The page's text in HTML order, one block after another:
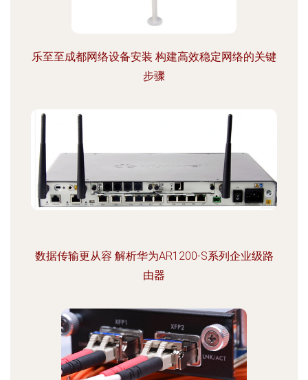
乐至至成都网络设备安装 构建高效稳定网络的关键
步骤
数据传输更从容 解析华为AR1200-S系列企业级路
由器